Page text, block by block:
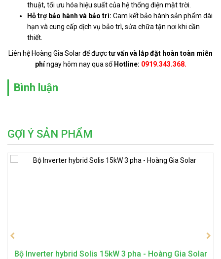
thuật, tối ưu hóa hiệu suất của hệ thống điện mặt trời.
Hỗ trợ bảo hành và bảo trì: Cam kết bảo hành sản phẩm dài
hạn và cung cấp dịch vụ bảo trì, sửa chữa tận nơi khi cần
thiết.
Liên hệ Hoàng Gia Solar để đượctư vấn và lắp đặt hoàn toàn miễn
phíngay hôm nay qua số Hotline: 0919.343.368.
Bình luận
GỢI Ý SẢN PHẨM
Bộ Inverter hybrid Solis 15kW 3 pha - Hoàng Gia Solar